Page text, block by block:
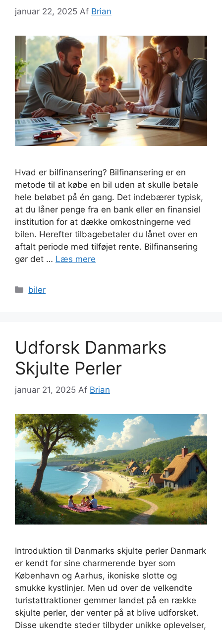
januar 22, 2025 Af Brian
Hvad er bilfinansering? Bilfinansering er en
metode til at købe en bil uden at skulle betale
hele beløbet på én gang. Det indebærer typisk,
at du låner penge fra en bank eller en finansiel
institution for at dække omkostningerne ved
bilen. Herefter tilbagebetaler du lånet over en
aftalt periode med tilføjet rente. Bilfinansering
gør det … Læs mere
Kategorier
biler
Udforsk Danmarks
Skjulte Perler
januar 21, 2025 Af Brian
Introduktion til Danmarks skjulte perler Danmark
er kendt for sine charmerende byer som
København og Aarhus, ikoniske slotte og
smukke kystlinjer. Men ud over de velkendte
turistattraktioner gemmer landet på en række
skjulte perler, der venter på at blive udforsket.
Disse ukendte steder tilbyder unikke oplevelser,